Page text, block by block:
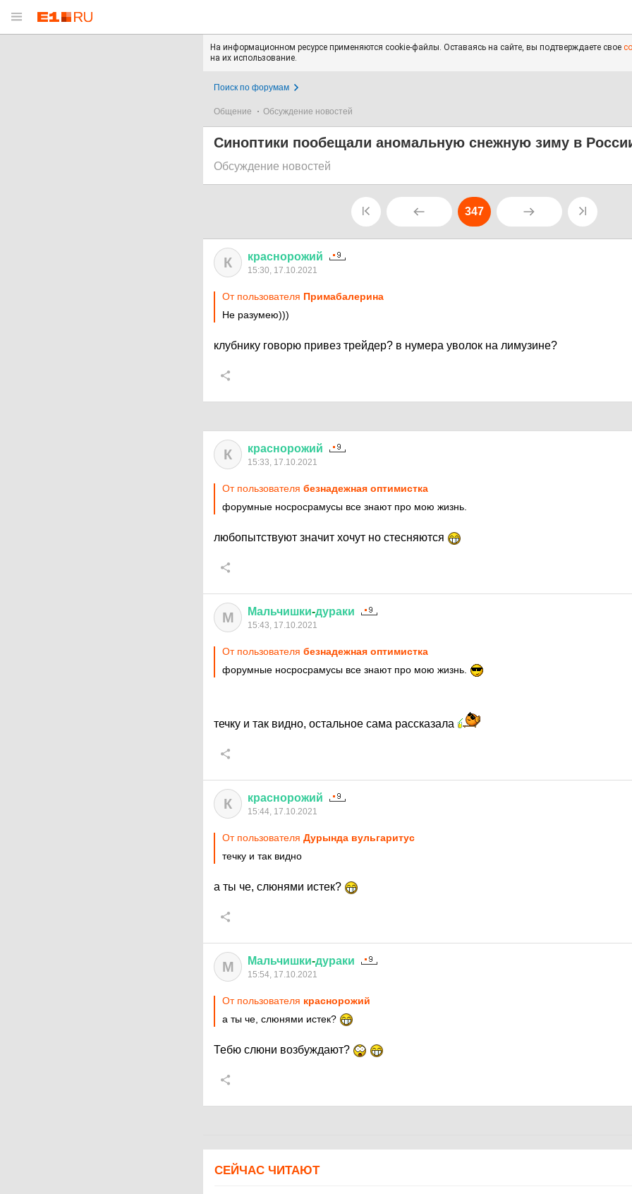
На информационном ресурсе применяются cookie-файлы. Оставаясь на сайте, вы подтверждаете свое
на их использование.
Поиск по форумам
Общение Обсуждение новостей
Синоптики пообещали аномальную снежную зиму в
Обсуждение новостей
347
К краснорожий
15:30, 17.10.2021
От пользователя Примaбaлерина
Не разумею)))
клубнику говорю привез трейдер? в нумера уволок на лимузине?
К краснорожий
15:33, 17.10.2021
От пользователя безнадежная оптимистка
форумные носросрамусы все знают про мою жизнь.
любопытствуют значит хочут но стесняются
М Мальчишки-дураки
15:43, 17.10.2021
От пользователя безнадежная оптимистка
форумные носросрамусы все знают про мою жизнь.
течку и так видно, остальное сама рассказала
К краснорожий
15:44, 17.10.2021
От пользователя Дурында вульгаритус
течку и так видно
а ты че, слюнями истек?
М Мальчишки-дураки
15:54, 17.10.2021
От пользователя краснорожий
а ты че, слюнями истек?
Тебю слюни возбуждают?
СЕЙЧАС ЧИТАЮТ